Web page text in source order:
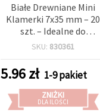
Białe Drewniane Mini
Klamerki 7x35 mm – 20
szt. – Idealne do
Scrapbookingu,
Pakowania Prezentów
SKU: 830361
5.96zł 1-9 pakiet
ZNIŻKI
DLA ILOŚCI